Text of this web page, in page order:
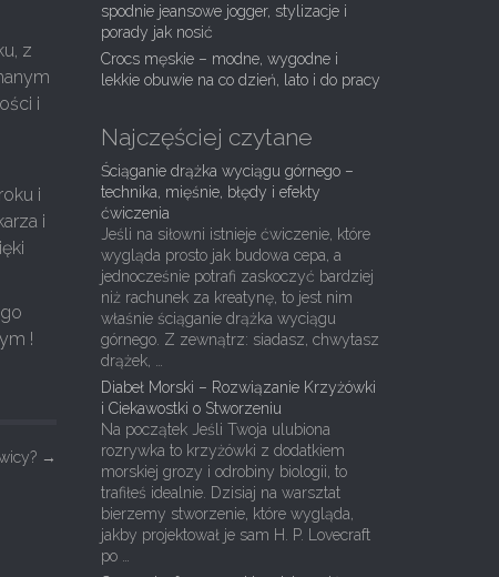
z
i
i
i
!
→
spodnie jeansowe jogger, stylizacje i
porady jak nosić
Crocs męskie – modne, wygodne i
lekkie obuwie na co dzień, lato i do pracy
Najczęściej czytane
Ściąganie drążka wyciągu górnego –
technika, mięśnie, błędy i efekty
ćwiczenia
Jeśli na siłowni istnieje ćwiczenie, które
wygląda prosto jak budowa cepa, a
jednocześnie potrafi zaskoczyć bardziej
niż rachunek za kreatynę, to jest nim
właśnie ściąganie drążka wyciągu
górnego. Z zewnątrz: siadasz, chwytasz
drążek, …
Diabeł Morski – Rozwiązanie Krzyżówki
i Ciekawostki o Stworzeniu
Na początek Jeśli Twoja ulubiona
rozrywka to krzyżówki z dodatkiem
morskiej grozy i odrobiny biologii, to
trafiłeś idealnie. Dzisiaj na warsztat
bierzemy stworzenie, które wygląda,
jakby projektował je sam H. P. Lovecraft
po …